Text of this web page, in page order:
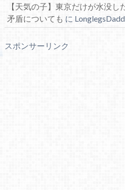
【天気の子】東京だけが水没
矛盾についても に
スポンサーリンク